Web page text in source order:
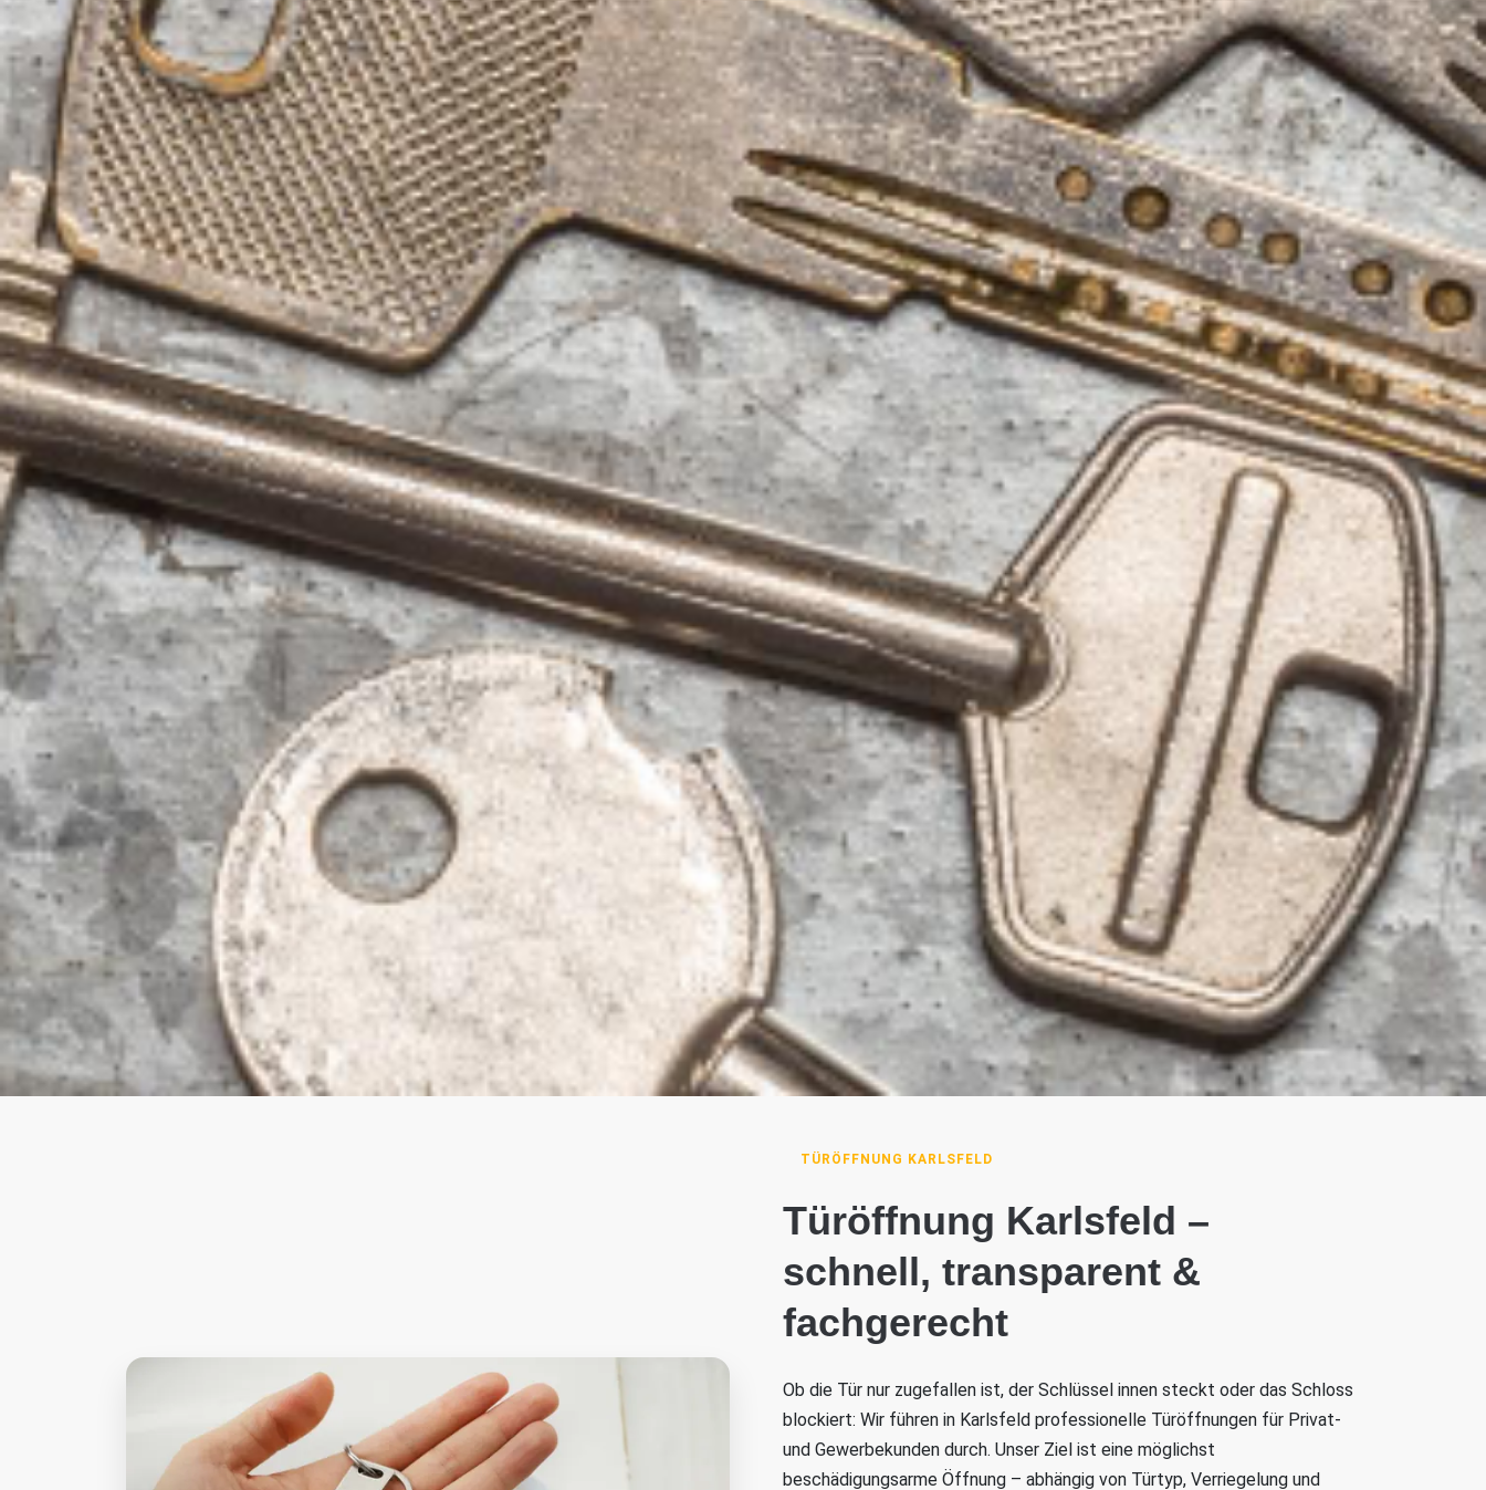
TÜRÖFFNUNG KARLSFELD
Türöffnung Karlsfeld –
schnell, transparent &
fachgerecht
Ob die Tür nur zugefallen ist, der Schlüssel innen steckt oder das Schloss
blockiert: Wir führen in Karlsfeld professionelle Türöffnungen für Privat-
und Gewerbekunden durch. Unser Ziel ist eine möglichst
beschädigungsarme Öffnung – abhängig von Türtyp, Verriegelung und